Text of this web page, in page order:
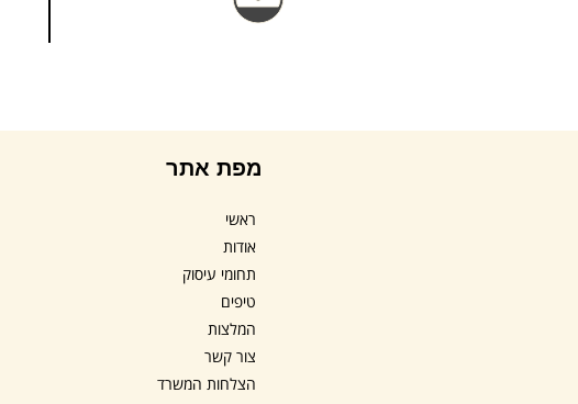
מפת אתר
ראשי
אודות
תחומי עיסוק
טיפים
המלצות
צור קשר
הצלחות המשרד